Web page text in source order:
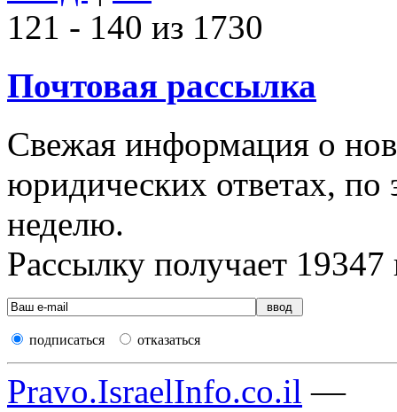
121 - 140 из 1730
Почтовая рассылка
Свежая информация о
юридических ответах, по
неделю.
Рассылку получает 19347
подписаться отказаться
Pravo.IsraelInfo.co.il —